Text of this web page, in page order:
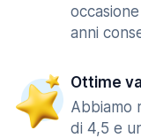
anni
Ottime
Abbiamo
di 4,5 e